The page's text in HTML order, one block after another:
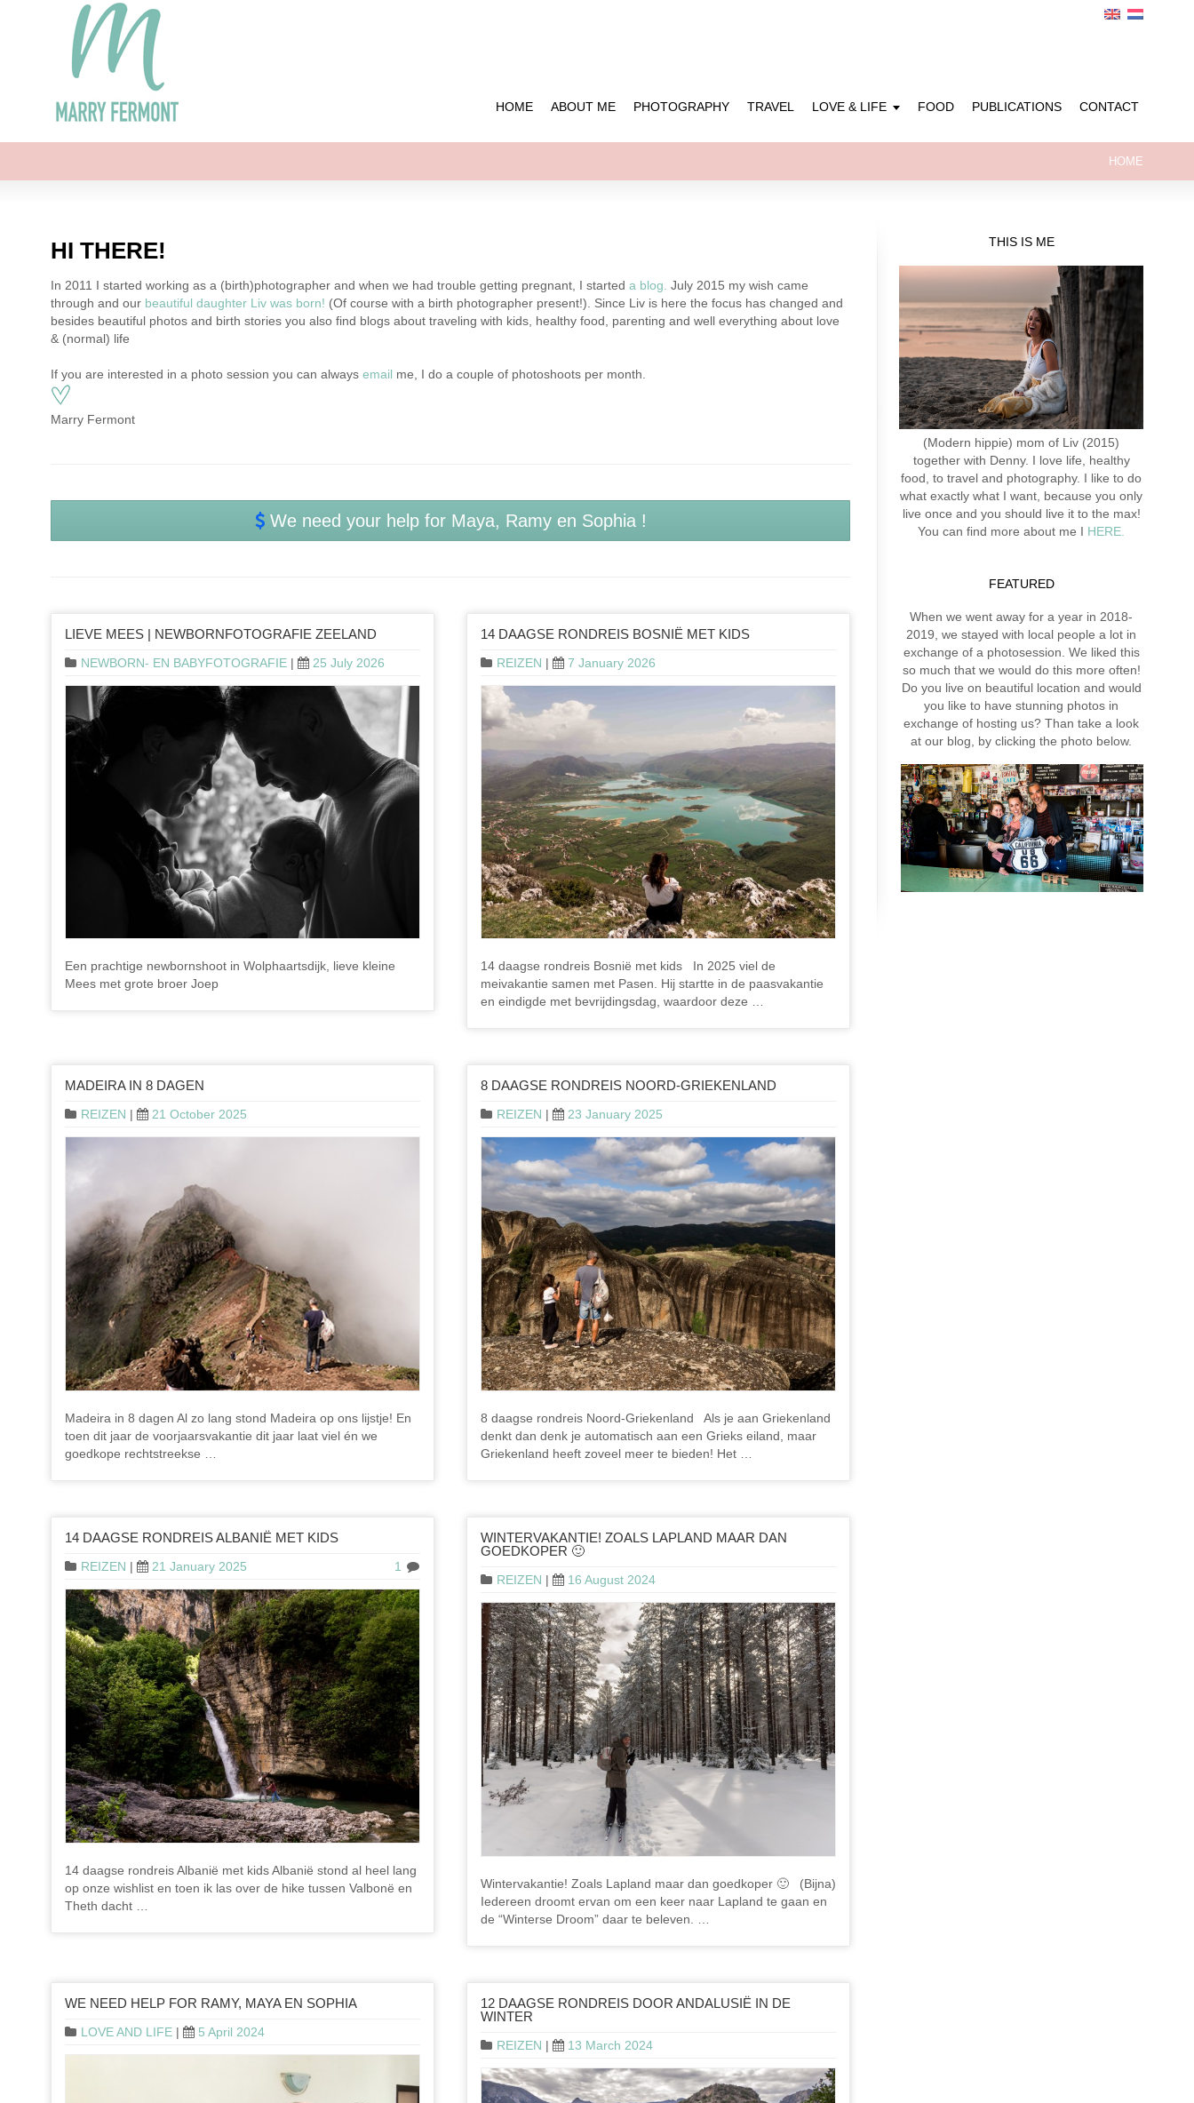
HOME ABOUT ME PHOTOGRAPHY TRAVEL LOVE & LIFE FOOD PUBLICATIONS CONTACT
HOME
HI THERE!
In 2011 I started working as a (birth)photographer and when we had trouble getting pregnant, I started a blog. July 2015 my wish came
through and our beautiful daughter Liv was born! (Of course with a birth photographer present!). Since Liv is here the focus has changed and
besides beautiful photos and birth stories you also find blogs about traveling with kids, healthy food, parenting and well everything about love
& (normal) life
If you are interested in a photo session you can always email me, I do a couple of photoshoots per month.
Marry Fermont
We need your help for Maya, Ramy en Sophia !
LIEVE MEES | NEWBORNFOTOGRAFIE ZEELAND
NEWBORN- EN BABYFOTOGRAFIE | 25 July 2026
Een prachtige newbornshoot in Wolphaartsdijk, lieve kleine
Mees met grote broer Joep
14 DAAGSE RONDREIS BOSNIË MET KIDS
REIZEN | 7 January 2026
14 daagse rondreis Bosnië met kids In 2025 viel de
meivakantie samen met Pasen. Hij startte in de paasvakantie
en eindigde met bevrijdingsdag, waardoor deze …
MADEIRA IN 8 DAGEN
REIZEN | 21 October 2025
Madeira in 8 dagen Al zo lang stond Madeira op ons lijstje! En
toen dit jaar de voorjaarsvakantie dit jaar laat viel én we
goedkope rechtstreekse …
8 DAAGSE RONDREIS NOORD-GRIEKENLAND
REIZEN | 23 January 2025
8 daagse rondreis Noord-Griekenland Als je aan Griekenland
denkt dan denk je automatisch aan een Grieks eiland, maar
Griekenland heeft zoveel meer te bieden! Het …
14 DAAGSE RONDREIS ALBANIË MET KIDS
REIZEN | 21 January 2025 1
14 daagse rondreis Albanië met kids Albanië stond al heel lang
op onze wishlist en toen ik las over de hike tussen Valbonë en
Theth dacht …
WINTERVAKANTIE! ZOALS LAPLAND MAAR DAN
GOEDKOPER 🙂
REIZEN | 16 August 2024
Wintervakantie! Zoals Lapland maar dan goedkoper 🙂 (Bijna)
Iedereen droomt ervan om een keer naar Lapland te gaan en
de “Winterse Droom” daar te beleven. …
WE NEED HELP FOR RAMY, MAYA EN SOPHIA
LOVE AND LIFE | 5 April 2024
12 DAAGSE RONDREIS DOOR ANDALUSIË IN DE
WINTER
REIZEN | 13 March 2024
THIS IS ME
(Modern hippie) mom of Liv (2015)
together with Denny. I love life, healthy
food, to travel and photography. I like to do
what exactly what I want, because you only
live once and you should live it to the max!
You can find more about me I HERE.
FEATURED
When we went away for a year in 2018-
2019, we stayed with local people a lot in
exchange of a photosession. We liked this
so much that we would do this more often!
Do you live on beautiful location and would
you like to have stunning photos in
exchange of hosting us? Than take a look
at our blog, by clicking the photo below.